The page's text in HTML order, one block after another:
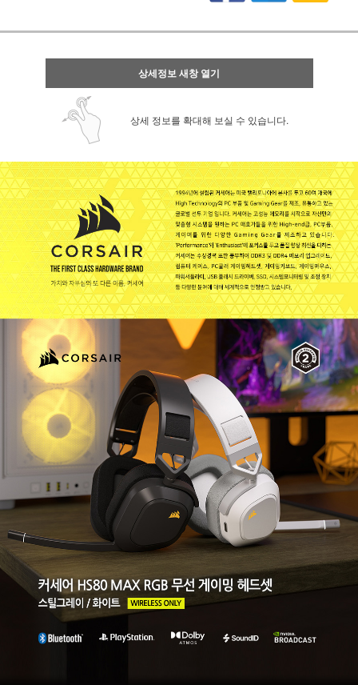
상세정보 새창 열기
상세 정보를 확대해 보실 수 있습니다.